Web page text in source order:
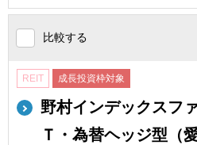
比較する
REIT 成長投資枠対象
野村インデックスフ
Ｔ・為替ヘッジ型（